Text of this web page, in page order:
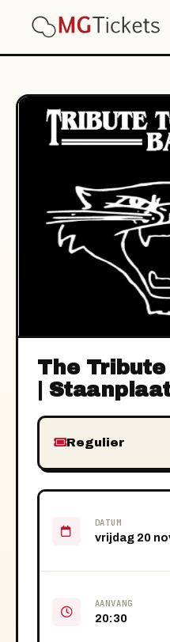
The Tribute
|
Regulier
DATUM
vrijdag 20
AANVANG
20:30